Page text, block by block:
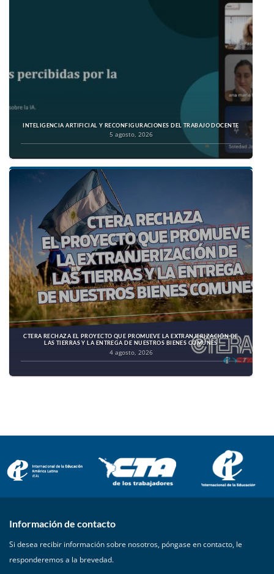
INTELIGENCIA ARTIFICIAL Y RECONFIGURACIONES DEL TRABAJO DOCENTE
5 agosto, 2026
CTERA RECHAZA EL PROYECTO QUE PROMUEVE LA EXTRANJERIZACIÓN DE
LAS TIERRAS Y LA ENTREGA DE NUESTROS BIENES COMUNES
4 agosto, 2026
Información de contacto
Si desea recibir información sobre nosotros, póngase en contacto, le
responderemos a la brevedad.